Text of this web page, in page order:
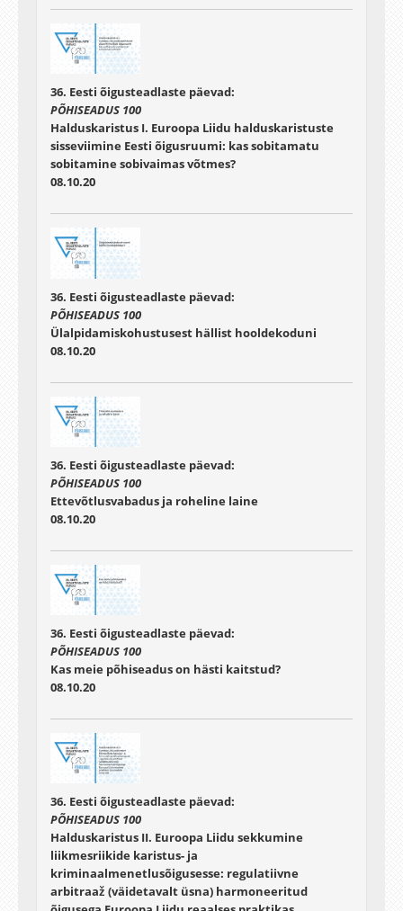
36. Eesti õigusteadlaste päevad:
PÕHISEADUS 100
Halduskaristus I. Euroopa Liidu halduskaristuste
sisseviimine Eesti õigusruumi: kas sobitamatu
sobitamine sobivaimas võtmes?
08.10.20
36. Eesti õigusteadlaste päevad:
PÕHISEADUS 100
Ülalpidamiskohustusest hällist hooldekoduni
08.10.20
36. Eesti õigusteadlaste päevad:
PÕHISEADUS 100
Ettevõtlusvabadus ja roheline laine
08.10.20
36. Eesti õigusteadlaste päevad:
PÕHISEADUS 100
Kas meie põhiseadus on hästi kaitstud?
08.10.20
36. Eesti õigusteadlaste päevad:
PÕHISEADUS 100
Halduskaristus II. Euroopa Liidu sekkumine
liikmesriikide karistus- ja
kriminaalmenetlusõigusesse: regulatiivne
arbitraaž (väidetavalt üsna) harmoneeritud